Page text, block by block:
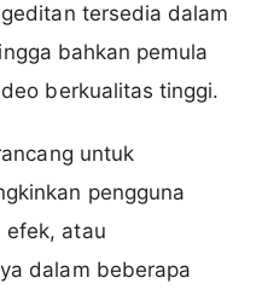
tersedia dalam
bahkan pemula
berkualitas tinggi.
untuk
pengguna
efek, atau
dalam beberapa